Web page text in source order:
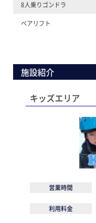
8人乗りゴンドラ
ペアリフト
施設紹介
キッズエリア
営業時間
利用料金